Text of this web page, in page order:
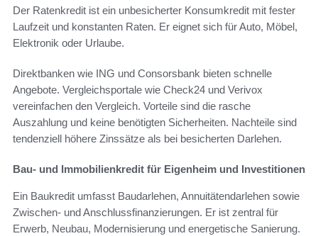
Der Ratenkredit ist ein unbesicherter Konsumkredit mit fester
Laufzeit und konstanten Raten. Er eignet sich für Auto, Möbel,
Elektronik oder Urlaube.
Direktbanken wie ING und Consorsbank bieten schnelle
Angebote. Vergleichsportale wie Check24 und Verivox
vereinfachen den Vergleich. Vorteile sind die rasche
Auszahlung und keine benötigten Sicherheiten. Nachteile sind
tendenziell höhere Zinssätze als bei besicherten Darlehen.
Bau- und Immobilienkredit für Eigenheim und Investitionen
Ein Baukredit umfasst Baudarlehen, Annuitätendarlehen sowie
Zwischen- und Anschlussfinanzierungen. Er ist zentral für
Erwerb, Neubau, Modernisierung und energetische Sanierung.